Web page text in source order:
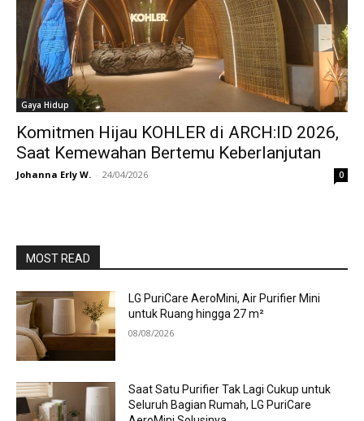
Gaya Hidup
Komitmen Hijau KOHLER di ARCH:ID 2026,
Saat Kemewahan Bertemu Keberlanjutan
Johanna Erly W. - 24/04/2026 0
MOST READ
LG PuriCare AeroMini, Air Purifier Mini
untuk Ruang hingga 27 m²
08/08/2026
Saat Satu Purifier Tak Lagi Cukup untuk
Seluruh Bagian Rumah, LG PuriCare